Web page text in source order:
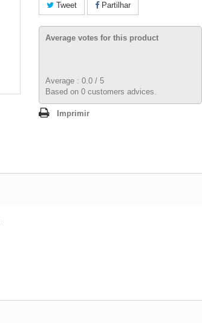
Tweet Partilhar
Average votes for this product
Average : 0.0 / 5
Based on 0 customers advices.
Imprimir